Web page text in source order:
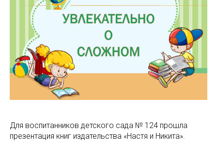
Для воспитанников детского сада № 124 прошла
презентация книг издательства «Настя и Никита».